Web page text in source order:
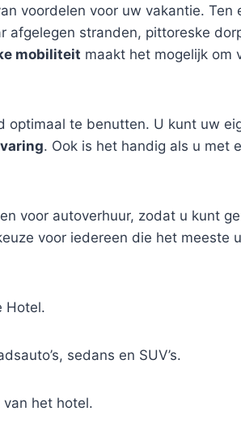
voordelen voor uw vakantie.
afgelegen stranden, pittoreske
mobiliteit maakt het mogelijk om
te benutten. U kunt uw
. Ook is het handig als u met
voor autoverhuur, zodat u kunt
voor iedereen die het meeste
Hotel.
sedans en SUV’s.
het hotel.